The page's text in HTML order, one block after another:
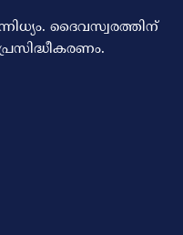
ദൈവസ്വരത്തിന്‌